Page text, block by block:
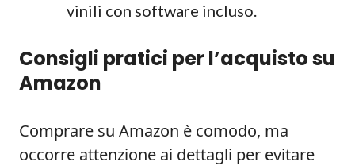
vinili con software incluso.
Consigli pratici per l’acquisto su
Amazon
Comprare su Amazon è comodo, ma
occorre attenzione ai dettagli per evitare